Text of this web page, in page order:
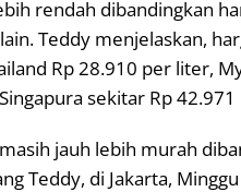
rendah dibandingkan
Teddy menjelaskan,
Rp 28.910 per liter,
sekitar Rp
jauh lebih murah
Teddy, di Jakarta,